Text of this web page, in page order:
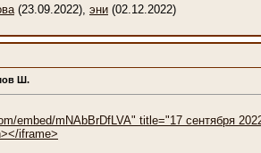
(23.09.2022), эни (02.12.2022)
Ш.
embed/mNAbBrDfLVA" title="17 сентября
iframe>